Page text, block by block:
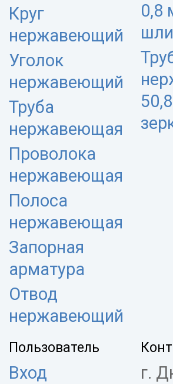
Круг
нержавеющий
Уголок
нержавеющий
Труба
нержавеющая
Проволока
нержавеющая
Полоса
нержавеющая
Запорная
арматура
Отвод
нержавеющий
0,8
50,8
Пользователь
Вход
г.